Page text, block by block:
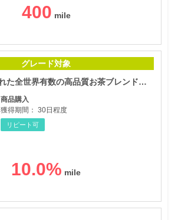
400
グレード対象
パリ文化に育まれた全世界有数の高品質お茶ブレンドブティック【KUSMI TEA】
商品購入
獲得期間： 30日程度
リピート可
10.0%